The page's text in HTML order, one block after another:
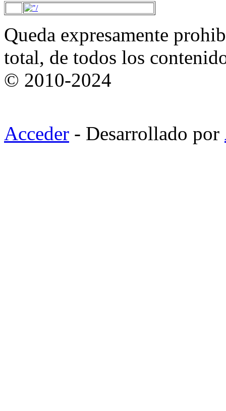
Queda expresamente
total, de todos los
© 2010-2024
Acceder - Desarrollado por